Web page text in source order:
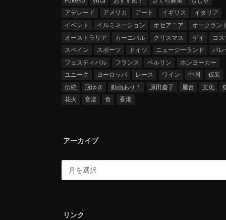
アデレード
アメリカ アート イギリス
イタリア
イベント
イルミネーション オセアニア
オークラン
オーストラリア
カーニバル クリスマス ゲイ
コ
スペイン
スポーツ ドイツ ニュージーランド
パレ
フェスティバル
フランス ベルリン
ホンヨーカー
ユニーク
ヨーロッパ レース ワイン 中国
仮装
伝統
冠ゆき 動画あり！ 原田慶子 屋台 文化
花火
音楽 食 香港
アーカイブ
リンク